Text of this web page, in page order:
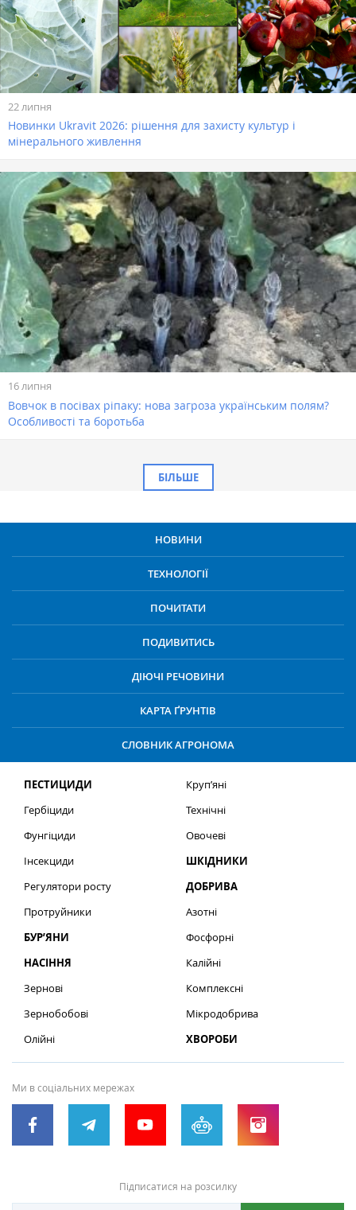
22 липня
Новинки Ukravit 2026: рішення для захисту культур і
мінерального живлення
16 липня
Вовчок в посівах ріпаку: нова загроза українським полям?
Особливості та боротьба
БІЛЬШЕ
НОВИНИ
ТЕХНОЛОГІЇ
ПОЧИТАТИ
ПОДИВИТИСЬ
ДІЮЧІ РЕЧОВИНИ
КАРТА ҐРУНТІВ
СЛОВНИК АГРОНОМА
ПЕСТИЦИДИ
Гербіциди
Фунгіциди
Інсекциди
Регулятори росту
Протруйники
БУР’ЯНИ
НАСІННЯ
Зернові
Зернобобові
Олійні
Круп’яні
Технічні
Овочеві
ШКІДНИКИ
ДОБРИВА
Азотні
Фосфорні
Калійні
Комплексні
Мікродобрива
ХВОРОБИ
Ми в соціальних мережах
Підписатися на розсилку